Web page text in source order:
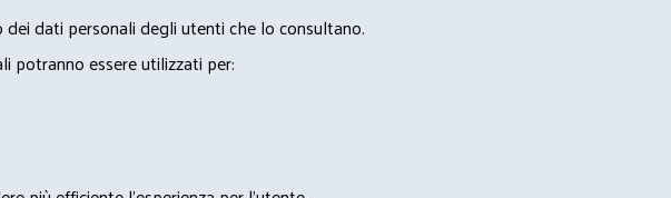
dati personali degli utenti che lo consultano.
essere utilizzati per: